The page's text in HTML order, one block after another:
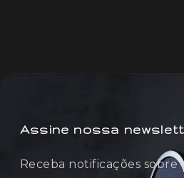
Assine nossa
Receba notificações sobre